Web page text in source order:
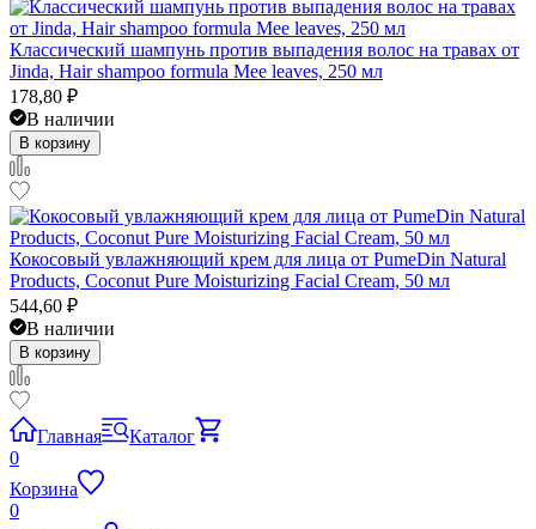
Классический шампунь против выпадения волос на травах от
Jinda, Hair shampoo formula Mee leaves, 250 мл
178,80 ₽
В наличии
В корзину
Кокосовый увлажняющий крем для лица от PumeDin Natural
Products, Coconut Pure Moisturizing Facial Cream, 50 мл
544,60 ₽
В наличии
В корзину
Главная
Каталог
0
Корзина
0